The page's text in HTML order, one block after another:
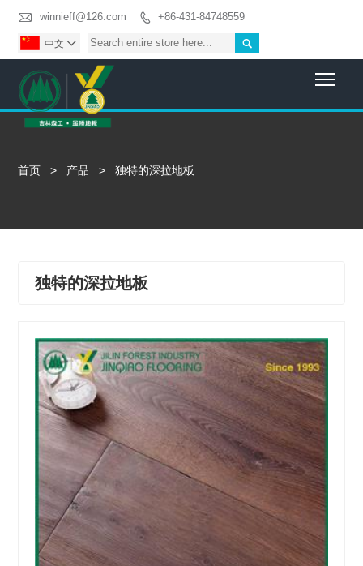
 winnieff@126.com  +86-431-84748559

中文 
首页 > 产品 > 独特的深拉地板
独特的深拉地板